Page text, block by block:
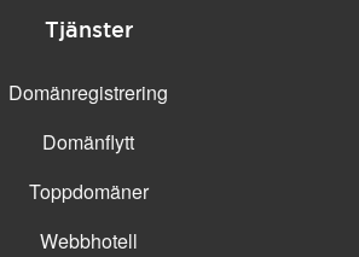
Tjänster
Domänregistrering
Domänflytt
Toppdomäner
Webbhotell